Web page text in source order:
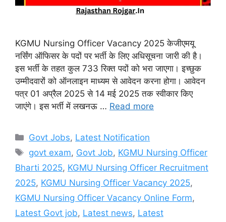
KGMU Nursing Officer Vacancy 2025 केजीएमयू
नर्सिंग ऑफिसर के पदों पर भर्ती के लिए अधिसूचना जारी की है।
इस भर्ती के तहत कुल 733 रिक्त पदों को भरा जाएगा। इच्छुक
उम्मीदवारों को ऑनलाइन माध्यम से आवेदन करना होगा। आवेदन
पत्र 01 अप्रैल 2025 से 14 मई 2025 तक स्वीकार किए
जाएंगे। इस भर्ती में लखनऊ … Read more
Categories
Govt Jobs, Latest Notification
Tags
govt exam, Govt Job, KGMU Nursing Officer
Bharti 2025, KGMU Nursing Officer Recruitment
2025, KGMU Nursing Officer Vacancy 2025,
KGMU Nursing Officer Vacancy Online Form,
Latest Govt job, Latest news, Latest